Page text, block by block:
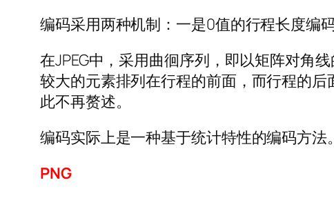
编码采用两种机制：一是0值的行程长度编
在JPEG中，采用曲徊序列，即以矩阵对角
较大的元素排列在行程的前面，而行程的
此不再赘述。
编码实际上是一种基于统计特性的编码方法
PNG